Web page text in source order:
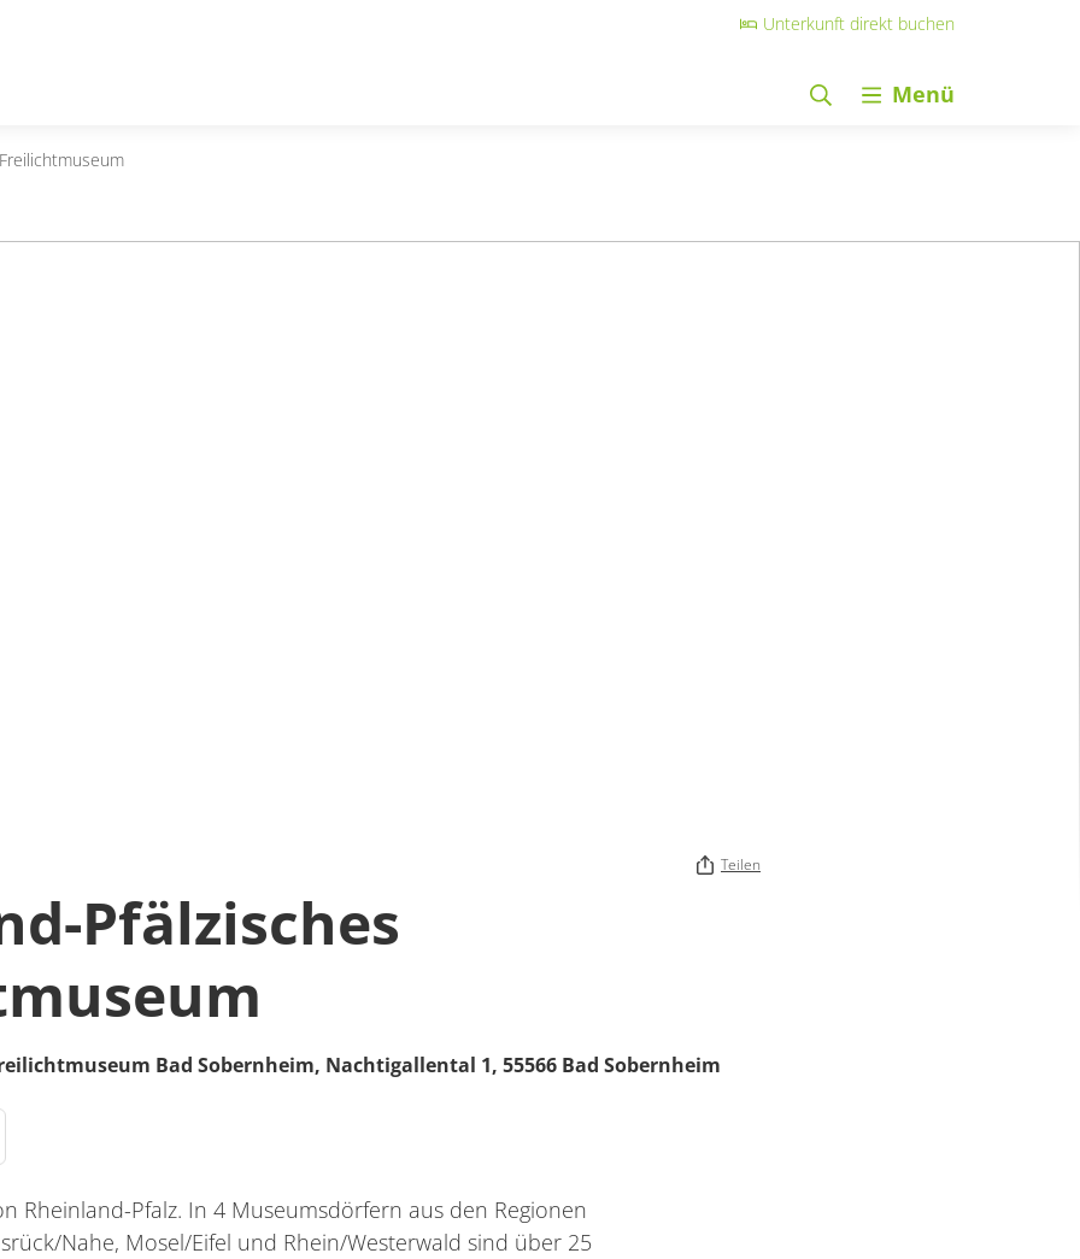
Unterkunft direkt buchen
Menü
Teilen
Pfälzisches
Bad Sobernheim, Nachtigallental 1, 55566 Bad Sobernheim
Rheinland-Pfalz. In 4 Museumsdörfern aus den Regionen
Nahe, Mosel/Eifel und Rhein/Westerwald sind über 25